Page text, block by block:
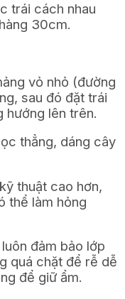
trái cách nhau
30cm.
vỏ nhỏ (đường
sau đó đặt trái
hướng lên trên.
thẳng, dáng cây
thuật cao hơn,
thể làm hỏng
đảm bảo lớp
quá chặt để rễ dễ
để giữ ẩm.